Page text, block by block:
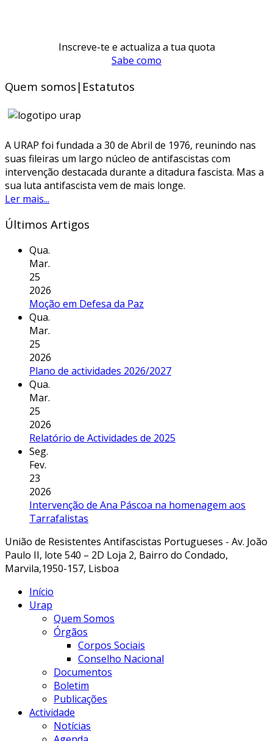
Inscreve-te e actualiza a tua quota
Sabe como
Quem somos|Estatutos
A URAP foi fundada a 30 de Abril de 1976, reunindo nas
suas fileiras um largo núcleo de antifascistas com
intervenção destacada durante a ditadura fascista. Mas a
sua luta antifascista vem de mais longe.
Ler mais...
Últimos Artigos
Qua.
Mar.
25
2026
Moção em Defesa da Paz
Qua.
Mar.
25
2026
Plano de actividades 2026/2027
Qua.
Mar.
25
2026
Relatório de Actividades de 2025
Seg.
Fev.
23
2026
Intervenção de Ana Páscoa na homenagem aos
Tarrafalistas
União de Resistentes Antifascistas Portugueses - Av. João
Paulo II, lote 540 – 2D Loja 2, Bairro do Condado,
Marvila,1950-157, Lisboa
Início
Urap
Quem Somos
Órgãos
Corpos Sociais
Conselho Nacional
Documentos
Boletim
Publicações
Actividade
Notícias